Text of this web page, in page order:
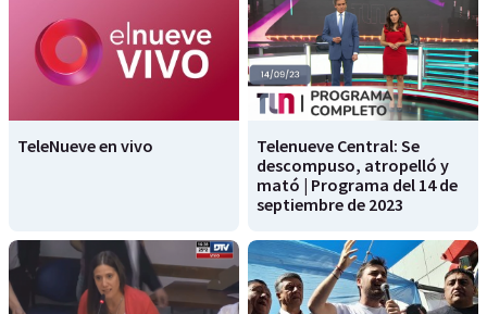
TeleNueve en vivo
Telenueve Central: Se
descompuso, atropelló y
mató | Programa del 14 de
septiembre de 2023